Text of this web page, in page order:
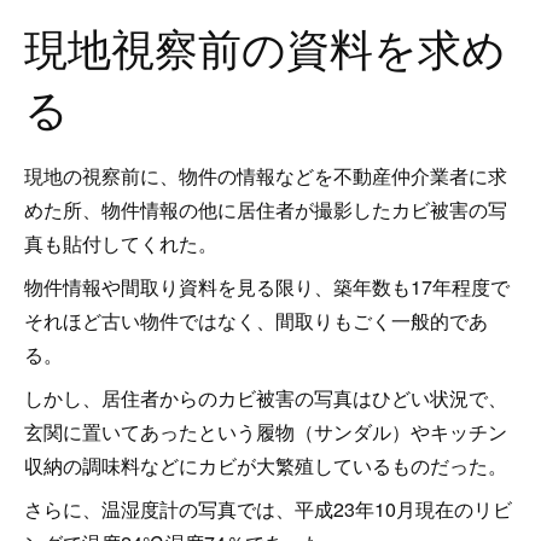
現地視察前の資料を求め
る
現地の視察前に、物件の情報などを不動産仲介業者に求
めた所、物件情報の他に居住者が撮影したカビ被害の写
真も貼付してくれた。
物件情報や間取り資料を見る限り、築年数も17年程度で
それほど古い物件ではなく、間取りもごく一般的であ
る。
しかし、居住者からのカビ被害の写真はひどい状況で、
玄関に置いてあったという履物（サンダル）やキッチン
収納の調味料などにカビが大繁殖しているものだった。
さらに、温湿度計の写真では、平成23年10月現在のリビ